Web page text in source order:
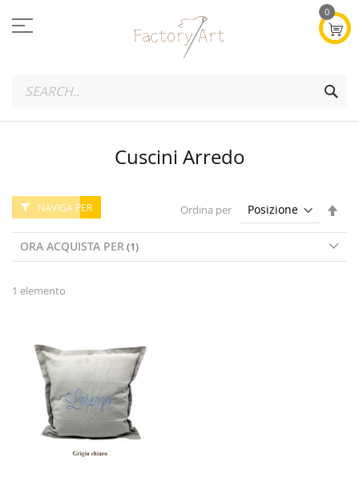
al
contenuto
0
Cuscini Arredo
NAVIGA PER
ORA ACQUISTA PER
1 elemento
Ordina per